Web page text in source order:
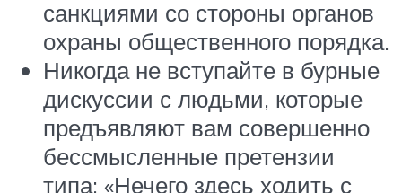
санкциями со стороны органов
охраны общественного порядка.
Никогда не вступайте в бурные
дискуссии с людьми, которые
предъявляют вам совершенно
бес­смысленные претензии
типа: «Нечего здесь ходить с